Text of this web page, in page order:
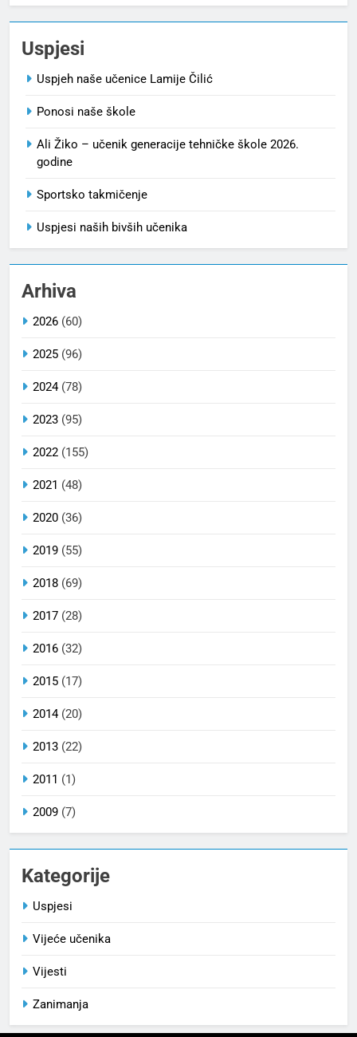
Uspjesi
Uspjeh naše učenice Lamije Čilić
Ponosi naše škole
Ali Žiko – učenik generacije tehničke škole 2026.
godine
Sportsko takmičenje
Uspjesi naših bivših učenika
Arhiva
2026 (60)
2025 (96)
2024(78)
2023 (95)
2022 (155)
2021 (48)
2020 (36)
2019 (55)
2018 (69)
2017 (28)
2016 (32)
2015 (17)
2014(20)
2013 (22)
2011 (1)
2009 (7)
Kategorije
Uspjesi
Vijeće učenika
Vijesti
Zanimanja